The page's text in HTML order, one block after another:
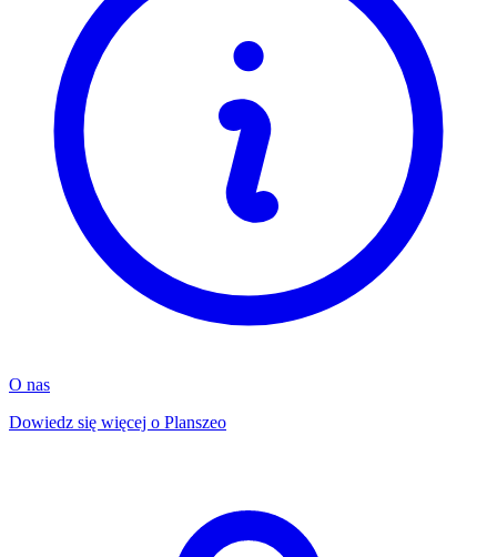
O nas
Dowiedz się więcej o Planszeo